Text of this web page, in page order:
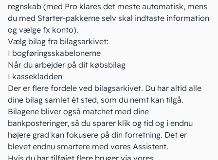
regnskab (med Pro klares det meste automatisk, mens
du med Starter-pakkerne selv skal indtaste information
og vælge fx konto).
Vælg bilag fra bilagsarkivet:
I bogføringsskabelonerne
Når du arbejder på dit købsbilag
I kassekladden
Der er flere fordele ved bilagsarkivet. Du har altid alle
dine bilag samlet ét sted, som du nemt kan tilgå.
Bilagene bliver også matchet med dine
bankposteringer, så du sparer klik og tid og i endnu
højere grad kan fokusere på din forretning. Det er
blevet endnu smartere med vores Assistent.
Hvis du har tilføjet flere bruger via vores